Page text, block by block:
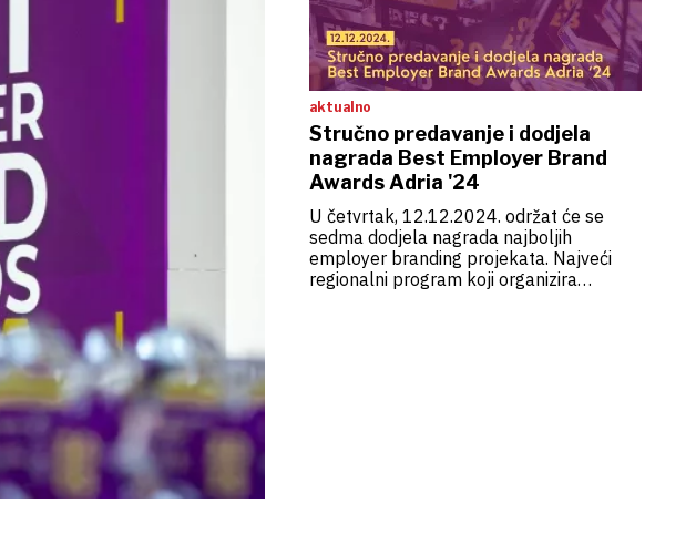
aktualno
Stručno predavanje i dodjela
nagrada Best Employer Brand
Awards Adria '24
U četvrtak, 12.12.2024. održat će se
sedma dodjela nagrada najboljih
employer branding projekata. Najveći
regionalni program koji organizira